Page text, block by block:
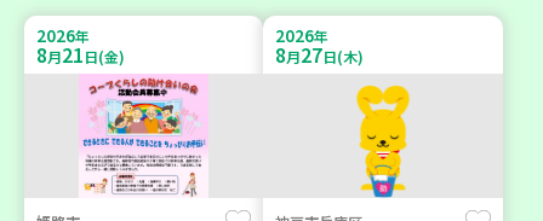
2026年
8月21日(金)
2026年
8月27日(木)